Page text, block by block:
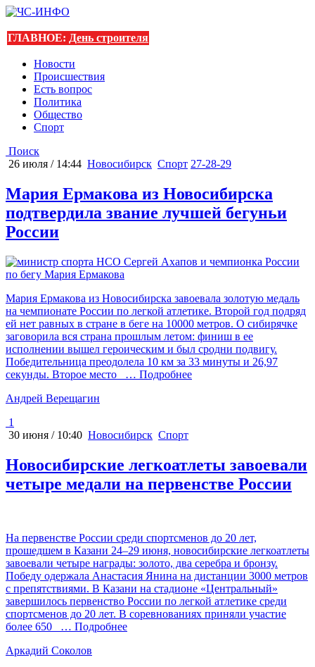
ГЛАВНОЕ: День строителя
Новости
Происшествия
Есть вопрос
Политика
Общество
Спорт
Поиск
26 июля / 14:44 Новосибирск Спорт 27-28-29
Мария Ермакова из Новосибирска
подтвердила звание лучшей бегуньи
России
Мария Ермакова из Новосибирска завоевала золотую медаль
на чемпионате России по легкой атлетике. Второй год подряд
ей нет равных в стране в беге на 10000 метров. О сибирячке
заговорила вся страна прошлым летом: финиш в ее
исполнении вышел героическим и был сродни подвигу.
Победительница преодолела 10 км за 33 минуты и 26,97
секунды. Второе место
… Подробнее
Андрей Верещагин
1
30 июня / 10:40 Новосибирск Спорт
Новосибирские легкоатлеты завоевали
четыре медали на первенстве России
На первенстве России среди спортсменов до 20 лет,
прошедшем в Казани 24–29 июня, новосибирские легкоатлеты
завоевали четыре награды: золото, два серебра и бронзу.
Победу одержала Анастасия Янина на дистанции 3000 метров
с препятствиями. В Казани на стадионе «Центральный»
завершилось первенство России по легкой атлетике среди
спортсменов до 20 лет. В соревнованиях приняли участие
более 650
… Подробнее
Аркадий Соколов